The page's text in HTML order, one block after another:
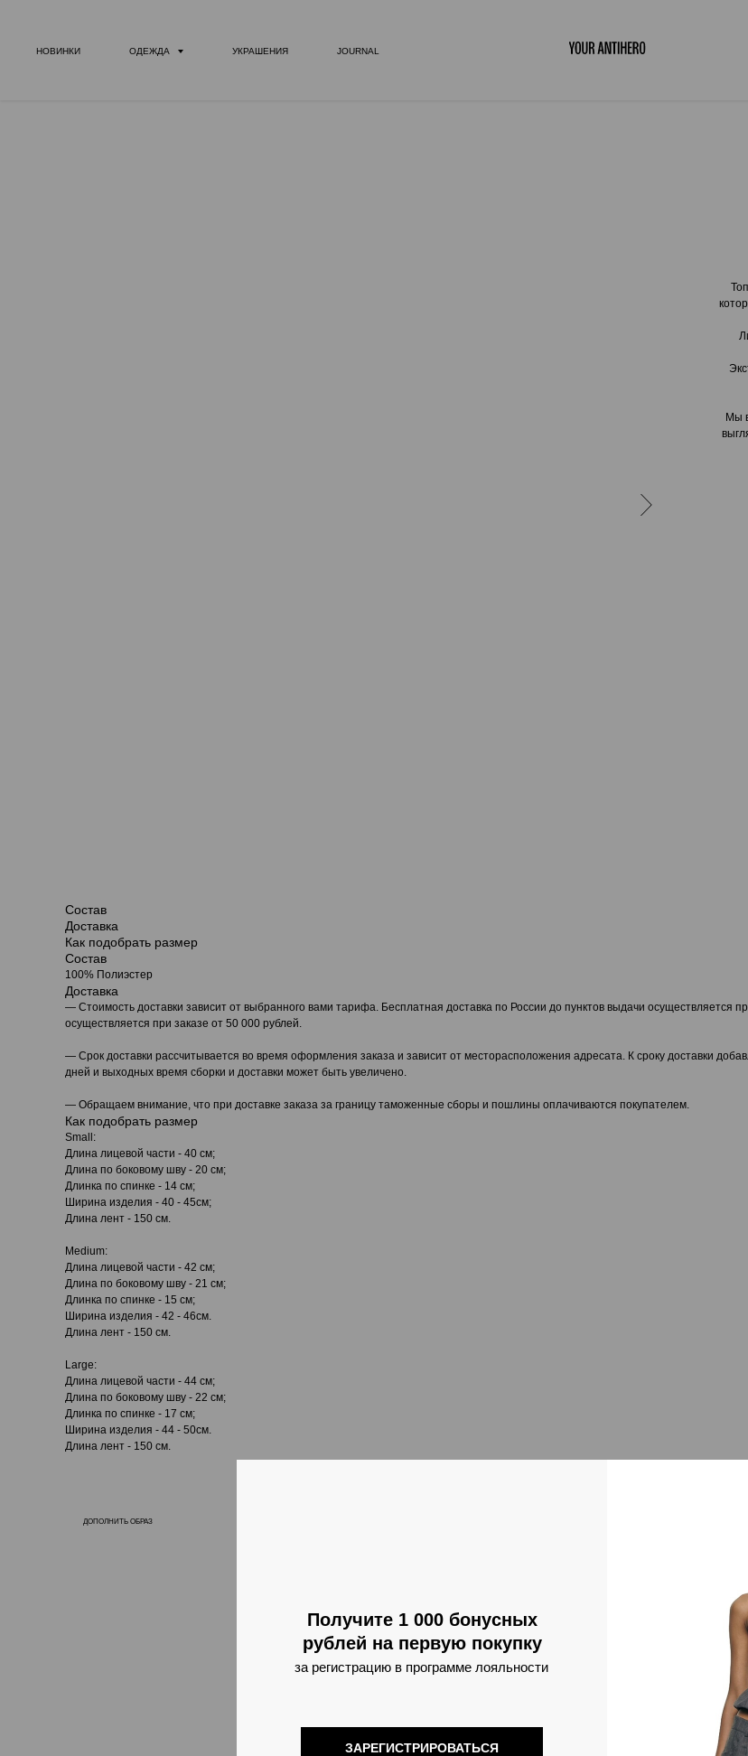
НОВИНКИ ОДЕЖДА УКРАШЕНИЯ JOURNAL
Мы
Состав
Доставка
Как подобрать размер
Состав
100% Полиэстер
Доставка
— Стоимость доставки зависит от выбранного вами тарифа. Бесплатная доставка по России до пунктов выдачи осуществляется
осуществляется при заказе от 50 000 рублей.
— Срок доставки рассчитывается во время оформления заказа и зависит от месторасположения адресата. К сроку доставки
дней и выходных время сборки и доставки может быть увеличено.
— Обращаем внимание, что при доставке заказа за границу таможенные сборы и пошлины оплачиваются покупателем.
Как подобрать размер
Small:
Длина лицевой части - 40 см;
Длина по боковому шву - 20 см;
Длинка по спинке - 14 см;
Ширина изделия - 40 - 45см;
Длина лент - 150 см.
Medium:
Длина лицевой части - 42 см;
Длина по боковому шву - 21 см;
Длинка по спинке - 15 см;
Ширина изделия - 42 - 46см.
Длина лент - 150 см.
Large:
Длина лицевой части - 44 см;
Длина по боковому шву - 22 см;
Длинка по спинке - 17 см;
Ширина изделия - 44 - 50см.
Длина лент - 150 см.
ДОПОЛНИТЬ ОБРАЗ
Получите 1 000 бонусных
рублей на первую покупку
за регистрацию в программе лояльности
ЗАРЕГИСТРИРОВАТЬСЯ